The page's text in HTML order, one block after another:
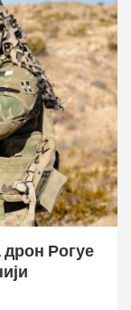
дрон Рогуе